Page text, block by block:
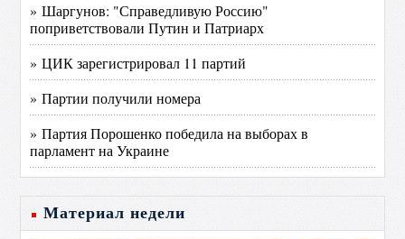
» Шаргунов: "Справедливую Россию"
поприветствовали Путин и Патриарх
» ЦИК зарегистрировал 11 партий
» Партии получили номера
» Партия Порошенко победила на выборах в
парламент на Украине
Материал недели